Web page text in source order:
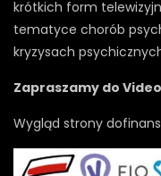
krótkich form
tematyce chorób
kryzysach
Zapraszamy do
Wygląd strony